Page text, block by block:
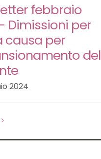
febbraio
Dimissioni per
causa per
del
2024